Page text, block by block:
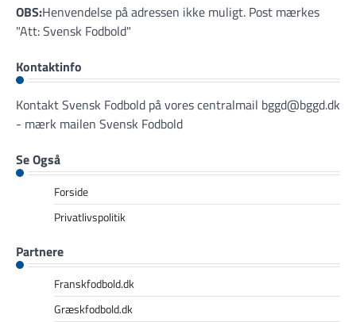
OBS:Henvendelse på adressen ikke muligt. Post mærkes
"Att: Svensk Fodbold"
Kontaktinfo
Kontakt Svensk Fodbold på vores centralmail bggd@bggd.dk
- mærk mailen Svensk Fodbold
Se Også
Forside
Privatlivspolitik
Partnere
Franskfodbold.dk
Græskfodbold.dk